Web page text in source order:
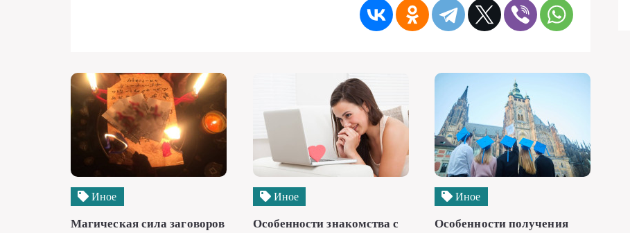
Иное
Магическая сила заговоров
Иное
Особенности знакомства с
Иное
Особенности получения